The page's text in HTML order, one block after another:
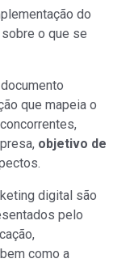
do
o que se
que mapeia o
objetivo de
digital são
pelo
como a